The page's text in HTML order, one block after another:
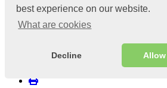
best experience on our website.
What are cookies
Decline
Published:3 april 2022